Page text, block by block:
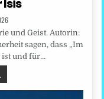
Isis
und Geist. Autorin:
sagen, dass „Im
ist und für…